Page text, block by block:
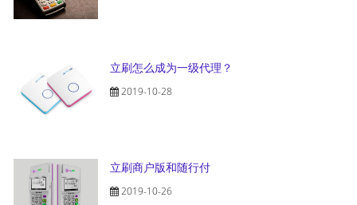
立刷怎么成为一级代理？
2019-10-28
立刷商户版和随行付
2019-10-26